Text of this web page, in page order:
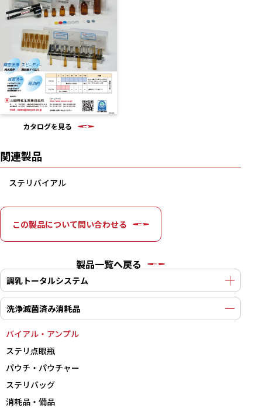
調乳トータルシステム
洗浄滅菌済み消耗品
バイアル・アンプル
ステリ点眼瓶
パウチ・パウチャー
ステリバッグ
消耗品・備品
カタログを見る
関連製品
ステリバイアル
この製品について問い合わせる
製品一覧へ戻る